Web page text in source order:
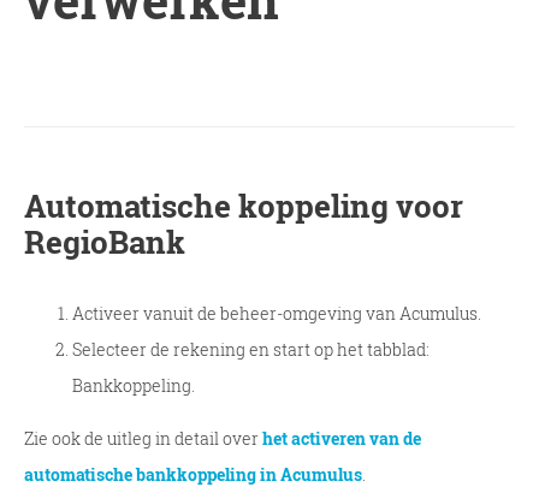
Automatische koppeling voor
RegioBank
Activeer vanuit de beheer-omgeving van Acumulus.
Selecteer de rekening en start op het tabblad:
Bankkoppeling.
Zie ook de uitleg in detail overhet activeren van de
automatische bankkoppeling in Acumulus.